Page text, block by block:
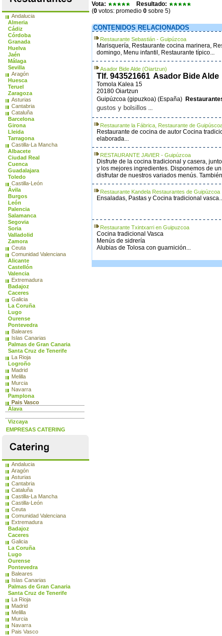
Andalucia
Almeria
Cádiz
Córdoba
Granada
Huelva
Jaén
Málaga
Sevilla
Aragón
Huesca
Teruel
Zaragoza
Asturias
Cantabria
Cataluña
Barcelona
Girona
Lleida
Tarragona
Castilla-La Mancha
Albacete
Ciudad Real
Cuenca
Guadalajara
Toledo
Castilla-León
Ávila
Burgos
León
Palencia
Salamanca
Segovia
Soria
Valladolid
Zamora
Ceuta
Comunidad Valenciana
Alicante
Castellón
Valencia
Extremadura
Badajoz
Caceres
Galicia
La Coruña
Lugo
Ourense
Pontevedra
Baleares
Islas Canarias
Palmas de Gran Canaria
Santa Cruz de Tenerife
La Rioja
Logroño
Madrid
Melilla
Murcia
Navarra
Pamplona
Pais Vasco
Álava
Vizcaya
EMPRESAS CATERING
Andalucia
Aragón
Asturias
Cantabria
Cataluña
Castilla-La Mancha
Castilla-León
Ceuta
Comunidad Valenciana
Extremadura
Badajoz
Caceres
Galicia
La Coruña
Lugo
Ourense
Pontevedra
Baleares
Islas Canarias
Palmas de Gran Canaria
Santa Cruz de Tenerife
La Rioja
Madrid
Melilla
Murcia
Navarra
Pais Vasco
Vota:
Resultado:
(0 votos: promedio0 sobre 5)
CONTENIDOS RELACIONADOS
Restaurante Sebastián - Guipúzcoa
Marisquería, Restaurante cocina marinera,
domingo, Menu infantil, Restaurante típico...
Asador Bide Alde (Oiartzun)
Tlf. 943521661 Asador Bide Alde
Tomola Kalea 15
20180 Oiartzun
Guipúzcoa (gipuzkoa) (España)
gustos y bolsillos ...
Restaurante la Fábrica, Restaurante de
Restaurante de cocina de autor Cocina
elaborada...
RESTAURANTE JAVIER - Guipúzcoa
Disfrute de la cocina tradicional y casera,
y los mejores ingredientes. Disponemos de
disfrutar de nuestros variados menús.
Restaurante Kandela Restaurantes de Guipúzcoa
Ensaladas, Pastas y Cocina tradicional
Restaurante Txintxarri en Guipuzcoa
Cocina tradicional Vasca
Menús de sidrería
Alubias de Tolosa con guarnición...